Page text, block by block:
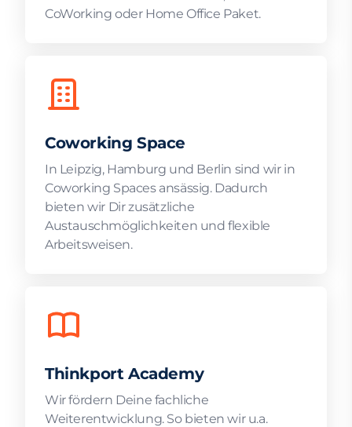
CoWorking oder Home Office Paket.
Coworking Space
In Leipzig, Hamburg und Berlin sind wir in
Coworking Spaces ansässig. Dadurch
bieten wir Dir zusätzliche
Austauschmöglichkeiten und flexible
Arbeitsweisen.
Thinkport Academy
Wir fördern Deine fachliche
Weiterentwicklung. So bieten wir u.a.